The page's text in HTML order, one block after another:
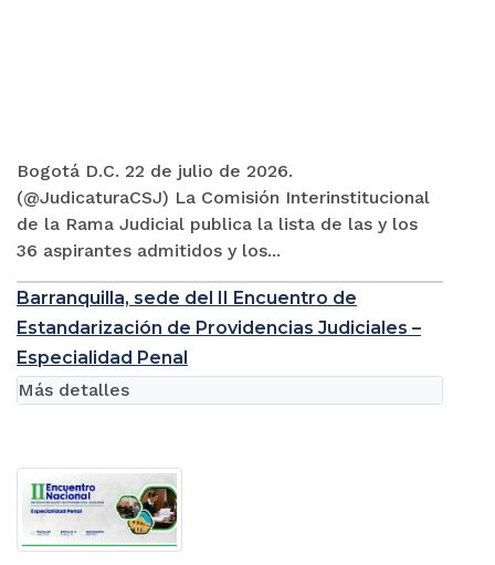
Bogotá D.C. 22 de julio de 2026.
(@JudicaturaCSJ) La Comisión Interinstitucional
de la Rama Judicial publica la lista de las y los
36 aspirantes admitidos y los...
Barranquilla, sede del II Encuentro de
Estandarización de Providencias Judiciales –
Especialidad Penal
Más detalles